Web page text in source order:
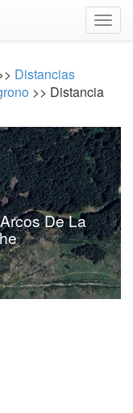
Distancias
>> Distancia
De La